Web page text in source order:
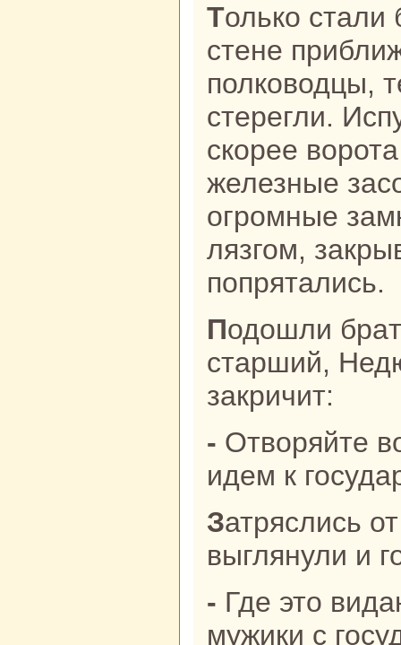
Толькo стали бpaтья к городскoй
стене
полкoводцы,
стерегли.
скoрее
железные
огромные
лязгом,
попрятались.
Подошли бpaтья к воротам, тут
старший,
закричит:
- Отворяйте ворота, мы в столицу
идем к
Затряслись от стpaха полкoводцы,
выглянули и
- Где это видано, чтоб простые
мужики с